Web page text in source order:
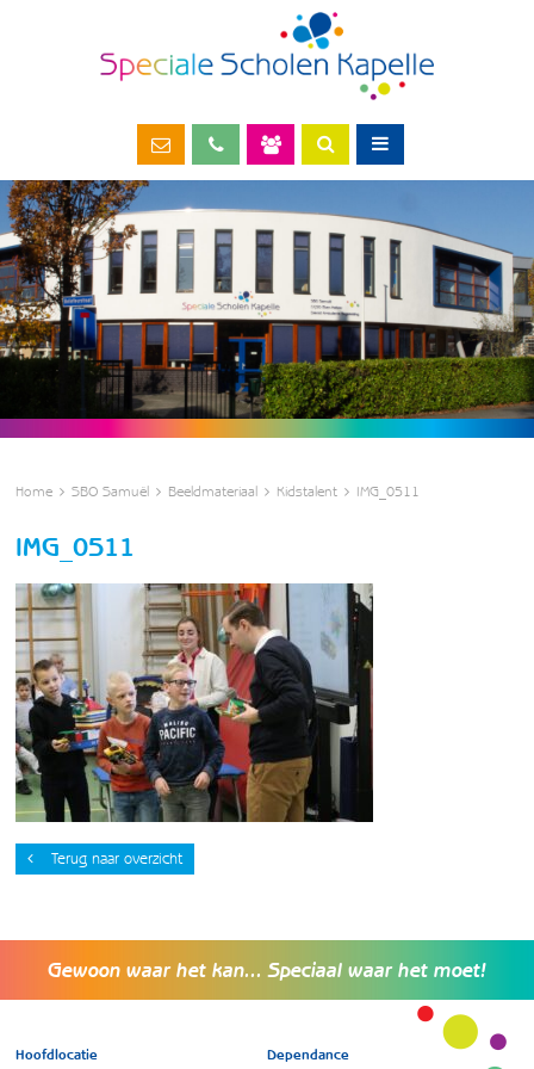
Home SBO Samuël Beeldmateriaal Kidstalent IMG_0511
IMG_0511
Terug naar overzicht
Gewoon waar het kan... Speciaal waar het moet!
Hoofdlocatie Dependance